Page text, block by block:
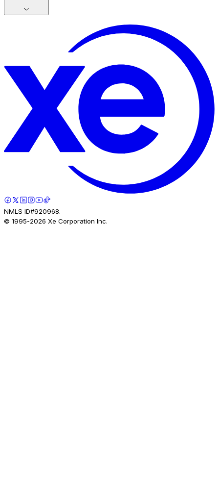
NMLS ID#920968.
© 1995-2026 Xe Corporation Inc.